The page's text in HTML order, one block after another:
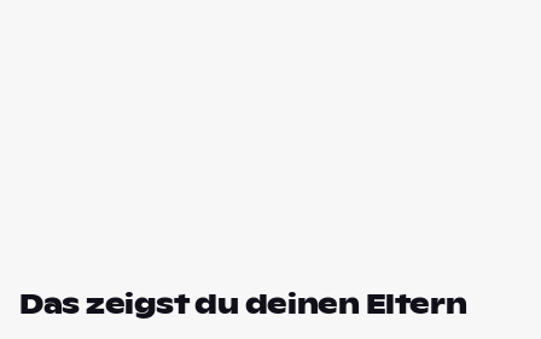
Das zeigst du deinen Eltern